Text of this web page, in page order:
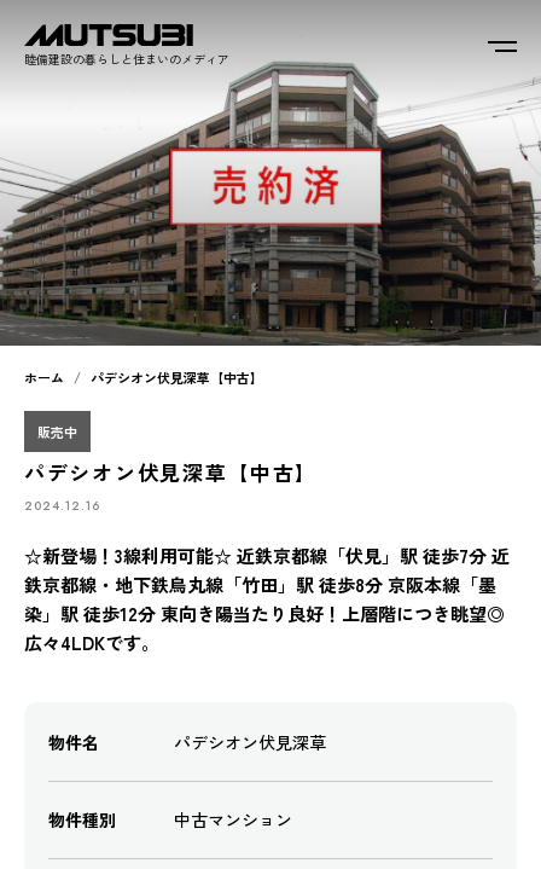
睦備建設の暮らしと住まいのメディア
ホーム パデシオン伏見深草【中古】
販売中
パデシオン伏見深草【中古】
2024.12.16
☆新登場！3線利用可能☆ 近鉄京都線「伏見」駅 徒歩7分 近
鉄京都線・地下鉄烏丸線「竹田」駅 徒歩8分 京阪本線「墨
染」駅 徒歩12分 東向き陽当たり良好！上層階につき眺望◎
広々4LDKです。
物件名 パデシオン伏見深草
物件種別 中古マンション